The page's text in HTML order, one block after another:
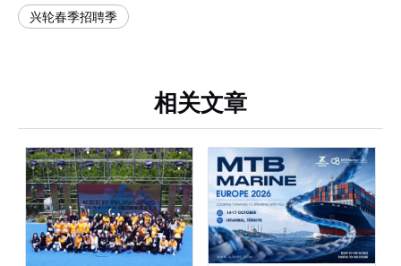
兴轮春季招聘季
相关文章